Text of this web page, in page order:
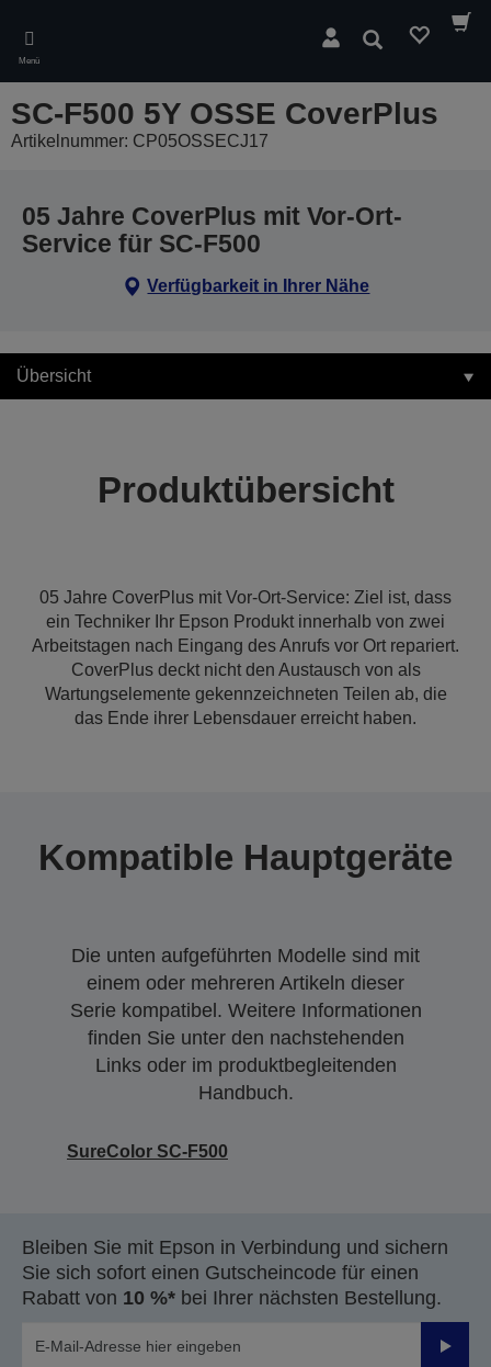
main
content
Menü
Suchen
SC-F500 5Y OSSE CoverPlus
Artikelnummer: CP05OSSECJ17
05 Jahre CoverPlus mit Vor-Ort-
Service für SC-F500
Verfügbarkeit in Ihrer Nähe
Übersicht
Produktübersicht
05 Jahre CoverPlus mit Vor-Ort-Service: Ziel ist, dass
ein Techniker Ihr Epson Produkt innerhalb von zwei
Arbeitstagen nach Eingang des Anrufs vor Ort repariert.
CoverPlus deckt nicht den Austausch von als
Wartungselemente gekennzeichneten Teilen ab, die
das Ende ihrer Lebensdauer erreicht haben.
Kompatible Hauptgeräte
Die unten aufgeführten Modelle sind mit
einem oder mehreren Artikeln dieser
Serie kompatibel. Weitere Informationen
finden Sie unter den nachstehenden
Links oder im produktbegleitenden
Handbuch.
SureColor SC-F500
Bleiben Sie mit Epson in Verbindung und sichern
Sie sich sofort einen Gutscheincode für einen
Rabatt von 10 %* bei Ihrer nächsten Bestellung.